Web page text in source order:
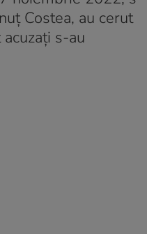
Costea, au cerut
s-au